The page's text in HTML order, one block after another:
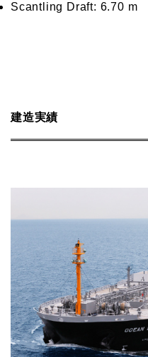
Scantling Draft: 6.70 m
建造実績